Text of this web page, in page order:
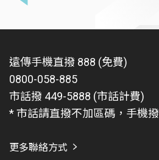
遠傳手機直撥 888 (免費)
0800-058-885
市話撥 449-5888 (市話計費)
* 市話請直撥不加區碼，手機
更多聯絡方式